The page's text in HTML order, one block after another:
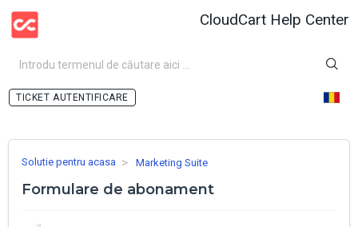
CloudCart Help Center
AUTENTIFICARE
Solutie pentru acasa Marketing Suite
Formulare de abonament